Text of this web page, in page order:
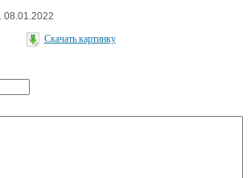
08.01.2022
Скачать картинку